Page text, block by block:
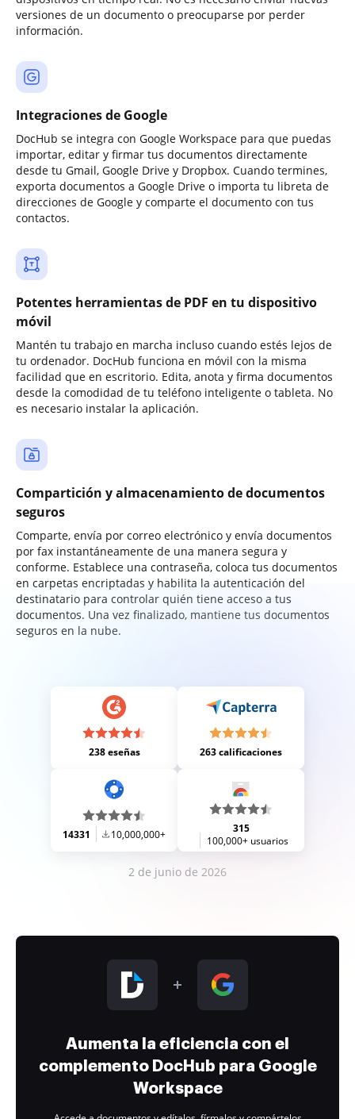
versiones de un documento o preocuparse por perder
información.
Integraciones de Google
DocHub se integra con Google Workspace para que puedas
importar, editar y firmar tus documentos directamente
desde tu Gmail, Google Drive y Dropbox. Cuando termines,
exporta documentos a Google Drive o importa tu libreta de
direcciones de Google y comparte el documento con tus
contactos.
Potentes herramientas de PDF en tu dispositivo
móvil
Mantén tu trabajo en marcha incluso cuando estés lejos de
tu ordenador. DocHub funciona en móvil con la misma
facilidad que en escritorio. Edita, anota y firma documentos
desde la comodidad de tu teléfono inteligente o tableta. No
es necesario instalar la aplicación.
Compartición y almacenamiento de documentos
seguros
Comparte, envía por correo electrónico y envía documentos
por fax instantáneamente de una manera segura y
conforme. Establece una contraseña, coloca tus documentos
en carpetas encriptadas y habilita la autenticación del
destinatario para controlar quién tiene acceso a tus
documentos. Una vez finalizado, mantiene tus documentos
seguros en la nube.
238 eseñas 263 calificaciones
14331 10,000,000+
315
100,000+ usuarios
2 de junio de 2026
Aumenta la eficiencia con el
complemento DocHub para Google
Workspace